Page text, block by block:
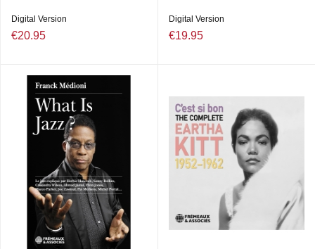
Digital Version
€20.95
Digital Version
€19.95